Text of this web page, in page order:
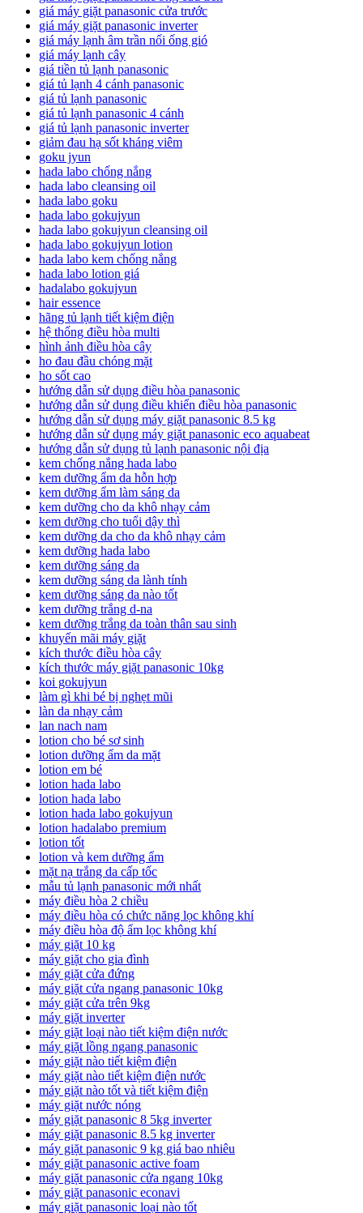
giá máy giặt panasonic cửa trước
giá máy giặt panasonic inverter
giá máy lạnh âm trần nối ống gió
giá máy lạnh cây
giá tiền tủ lạnh panasonic
giá tủ lạnh 4 cánh panasonic
giá tủ lạnh panasonic
giá tủ lạnh panasonic 4 cánh
giá tủ lạnh panasonic inverter
giảm đau hạ sốt kháng viêm
goku jyun
hada labo chống nắng
hada labo cleansing oil
hada labo goku
hada labo gokujyun
hada labo gokujyun cleansing oil
hada labo gokujyun lotion
hada labo kem chống nắng
hada labo lotion giá
hadalabo gokujyun
hair essence
hãng tủ lạnh tiết kiệm điện
hệ thống điều hòa multi
hình ảnh điều hòa cây
ho đau đầu chóng mặt
ho sốt cao
hướng dẫn sử dụng điều hòa panasonic
hướng dẫn sử dụng điều khiển điều hòa panasonic
hướng dẫn sử dụng máy giặt panasonic 8.5 kg
hướng dẫn sử dụng máy giặt panasonic eco aquabeat
hướng dẫn sử dụng tủ lạnh panasonic nội địa
kem chống nắng hada labo
kem dưỡng ẩm da hỗn hợp
kem dưỡng ẩm làm sáng da
kem dưỡng cho da khô nhạy cảm
kem dưỡng cho tuổi dậy thì
kem dưỡng da cho da khô nhạy cảm
kem dưỡng hada labo
kem dưỡng sáng da
kem dưỡng sáng da lành tính
kem dưỡng sáng da nào tốt
kem dưỡng trắng d-na
kem dưỡng trắng da toàn thân sau sinh
khuyến mãi máy giặt
kích thước điều hòa cây
kích thước máy giặt panasonic 10kg
koi gokujyun
làm gì khi bé bị nghẹt mũi
làn da nhạy cảm
lan nach nam
lotion cho bé sơ sinh
lotion dưỡng ẩm da mặt
lotion em bé
lotion hada labo
lotion hada labo
lotion hada labo gokujyun
lotion hadalabo premium
lotion tốt
lotion và kem dưỡng ẩm
mặt nạ trắng da cấp tốc
mẫu tủ lạnh panasonic mới nhất
máy điều hòa 2 chiều
máy điều hòa có chức năng lọc không khí
máy điều hòa độ ẩm lọc không khí
máy giặt 10 kg
máy giặt cho gia đình
máy giặt cửa đứng
máy giặt cửa ngang panasonic 10kg
máy giặt cửa trên 9kg
máy giặt inverter
máy giặt loại nào tiết kiệm điện nước
máy giặt lồng ngang panasonic
máy giặt nào tiết kiệm điện
máy giặt nào tiết kiệm điện nước
máy giặt nào tốt và tiết kiệm điện
máy giặt nước nóng
máy giặt panasonic 8 5kg inverter
máy giặt panasonic 8.5 kg inverter
máy giặt panasonic 9 kg giá bao nhiêu
máy giặt panasonic active foam
máy giặt panasonic cửa ngang 10kg
máy giặt panasonic econavi
máy giặt panasonic loại nào tốt